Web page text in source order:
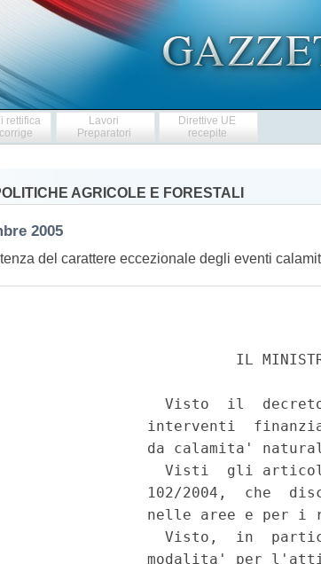
rettifica
Lavori
Preparatori
Direttive UE
recepite
AGRICOLE E FORESTALI
2005
del carattere eccezionale degli eventi